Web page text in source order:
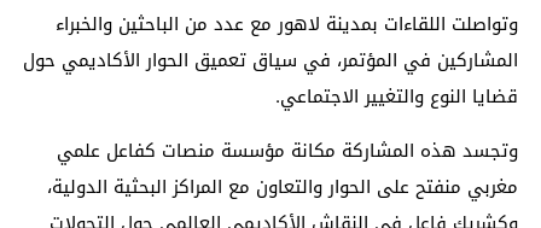
وتواصلت اللقاءات بمدينة لاهور مع عدد من الباحثين والخبراء
المشاركين في المؤتمر، في سياق تعميق الحوار الأكاديمي حول
قضايا النوع والتغيير الاجتماعي.
وتجسد هذه المشاركة مكانة مؤسسة منصات كفاعل علمي
مغربي منفتح على الحوار والتعاون مع المراكز البحثية الدولية،